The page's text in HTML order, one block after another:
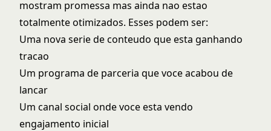
mostram promessa mas ainda nao estao
totalmente otimizados. Esses podem ser:
Uma nova serie de conteudo que esta ganhando
tracao
Um programa de parceria que voce acabou de
lancar
Um canal social onde voce esta vendo
engajamento inicial